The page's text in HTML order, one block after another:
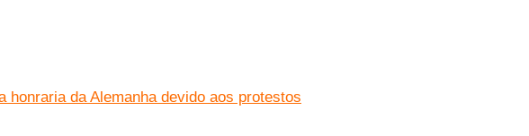
honraria da Alemanha devido aos protestos